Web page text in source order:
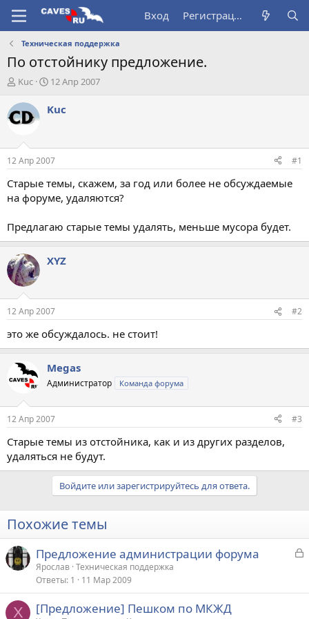
Вход Регистрация
Техническая поддержка
По отстойнику предложение.
А
т
о
т
е
м
ы
Kuc
Д
т
ч
а
л
12 Апр 2007
Kuc
12 Апр 2007 #1
Старые темы, скажем, за год или более не обсуждаемые
на форуме, удаляются?
Предлагаю старые темы удалять, меньше мусора будет.
XYZ
12 Апр 2007 #2
это же обсуждалось. не стоит!
Megas
Администратор Команда форума
12 Апр 2007 #3
Старые темы из отстойника, как и из других разделов,
удаляться не будут.
Войдите или зарегистрируйтесь для ответа.
Похожие темы
З
р
Предложение администрации форума
Ярослав Техническая поддержка
Ответы 1 11 Мар 2009
X [Предложение] Пешком по МКЖД